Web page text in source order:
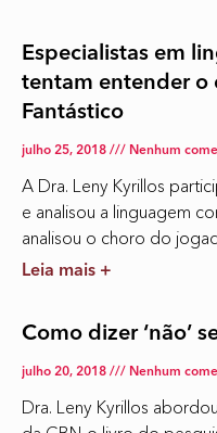
Especialistas em
tentam entender o
Fantástico
julho 25, 2018 Nenhum
A Dra. Leny Kyrillos
e analisou a linguagem
analisou o choro do
Leia mais +
Como dizer ‘não’
julho 20, 2018 Nenhum
Dra. Leny Kyrillos